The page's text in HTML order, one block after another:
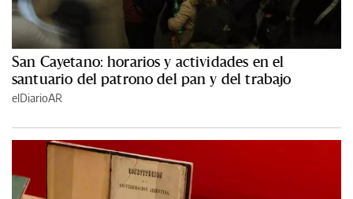
San Cayetano: horarios y actividades en el
santuario del patrono del pan y del trabajo
elDiarioAR